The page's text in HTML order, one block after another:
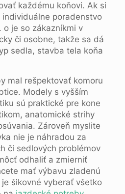
každému koňovi. Ak si
poradenstvo
o je so zákazníkmi v
či osobne, takže sa dá
sedla, stavba tela koňa
mal rešpektovať komoru
Modely s vyšším
sú praktické pre kone
anatomické strihy
Zároveň myslite
nie je náhradou za
či sedlových problémov
odhaliť a zmierniť
mať výbavu zladenú
šikovné vyberať všetko